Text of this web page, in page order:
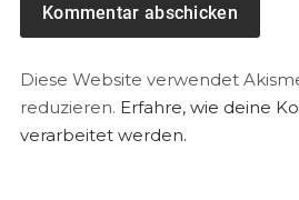
Diese Website verwendet
reduzieren. Erfahre, wie deine
verarbeitet werden.